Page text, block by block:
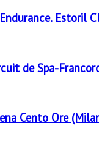
Estoril
de Spa-
Cento Ore